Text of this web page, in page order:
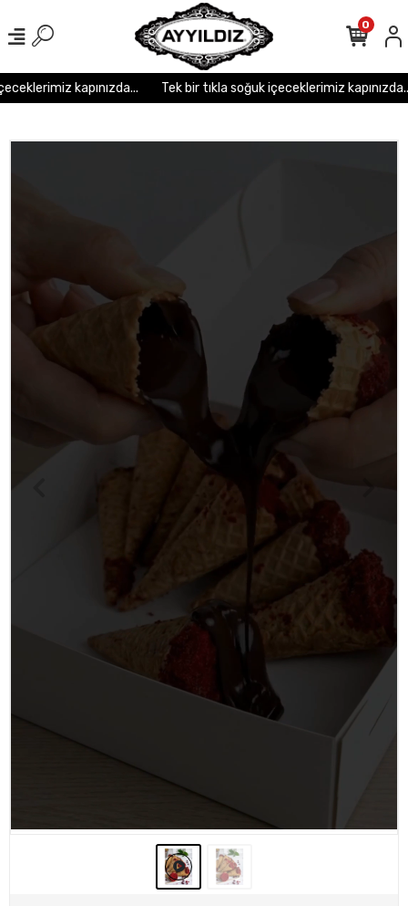
kapınızda... Tek bir tıkla soğuk içeceklerimiz kapınızda...
0